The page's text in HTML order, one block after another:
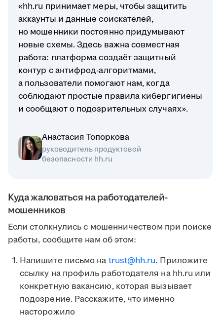
«hh.ru принимает меры, чтобы защитить
аккаунты и данные соискателей,
но мошенники постоянно придумывают
новые схемы. Здесь важна совместная
работа: платформа создаёт защитный
контур с антифрод-алгоритмами,
а пользователи помогают нам, когда
соблюдают простые правила кибергигиены
и сообщают о подозрительных случаях».
Анастасия Топоркова
руководитель продуктовой
безопасности hh.ru
Куда жаловаться на работодателей-
мошенников
Если столкнулись с мошенничеством при поиске
работы, сообщите нам об этом:
Напишите письмо на trust@hh.ru. Приложите
ссылку на профиль работодателя на hh.ru или
конкретную вакансию, которая вызывает
подозрение. Расскажите, что именно
насторожило